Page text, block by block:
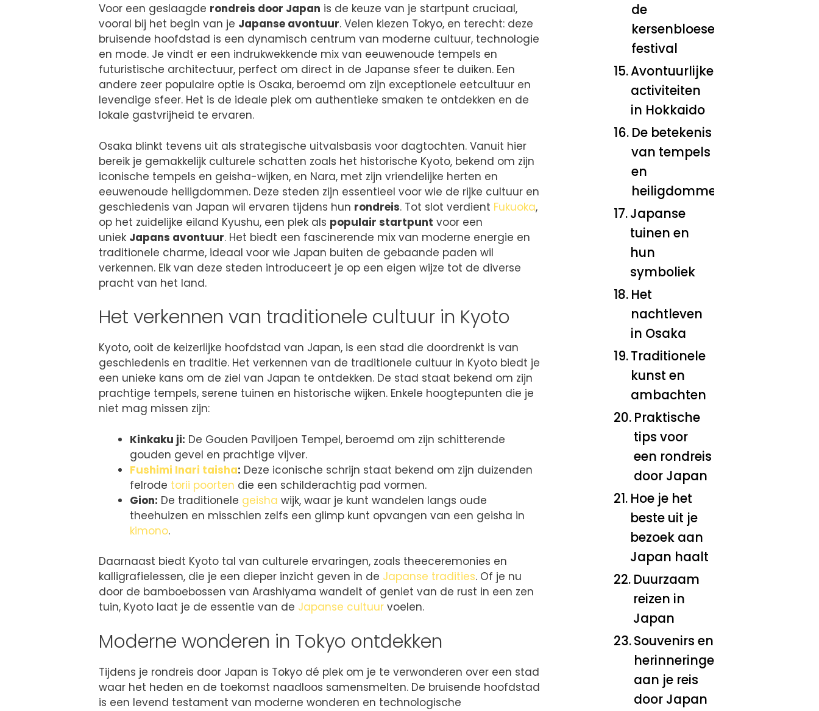
Voor een geslaagde rondreis door Japan is de keuze van je startpunt cruciaal,
vooral bij het begin van je Japanse avontuur. Velen kiezen Tokyo, en terecht: deze
bruisende hoofdstad is een dynamisch centrum van moderne cultuur, technologie
en mode. Je vindt er een indrukwekkende mix van eeuwenoude tempels en
futuristische architectuur, perfect om direct in de Japanse sfeer te duiken. Een
andere zeer populaire optie is Osaka, beroemd om zijn exceptionele eetcultuur en
levendige sfeer. Het is de ideale plek om authentieke smaken te ontdekken en de
lokale gastvrijheid te ervaren.
Osaka blinkt tevens uit als strategische uitvalsbasis voor dagtochten. Vanuit hier
bereik je gemakkelijk culturele schatten zoals het historische Kyoto, bekend om zijn
iconische tempels en geisha-wijken, en Nara, met zijn vriendelijke herten en
eeuwenoude heiligdommen. Deze steden zijn essentieel voor wie de rijke cultuur en
geschiedenis van Japan wil ervaren tijdens hun rondreis. Tot slot verdient Fukuoka,
op het zuidelijke eiland Kyushu, een plek als populair startpunt voor een
uniek Japans avontuur. Het biedt een fascinerende mix van moderne energie en
traditionele charme, ideaal voor wie Japan buiten de gebaande paden wil
verkennen. Elk van deze steden introduceert je op een eigen wijze tot de diverse
pracht van het land.
Het verkennen van traditionele cultuur in Kyoto
Kyoto, ooit de keizerlijke hoofdstad van Japan, is een stad die doordrenkt is van
geschiedenis en traditie. Het verkennen van de traditionele cultuur in Kyoto biedt je
een unieke kans om de ziel van Japan te ontdekken. De stad staat bekend om zijn
prachtige tempels, serene tuinen en historische wijken. Enkele hoogtepunten die je
niet mag missen zijn:
Kinkaku ji: De Gouden Paviljoen Tempel, beroemd om zijn schitterende
gouden gevel en prachtige vijver.
Fushimi Inari taisha: Deze iconische schrijn staat bekend om zijn duizenden
felrode torii poorten die een schilderachtig pad vormen.
Gion: De traditionele geisha wijk, waar je kunt wandelen langs oude
theehuizen en misschien zelfs een glimp kunt opvangen van een geisha in
kimono.
Daarnaast biedt Kyoto tal van culturele ervaringen, zoals theeceremonies en
kalligrafielessen, die je een dieper inzicht geven in de Japanse tradities. Of je nu
door de bamboebossen van Arashiyama wandelt of geniet van de rust in een zen
tuin, Kyoto laat je de essentie van de Japanse cultuur voelen.
Moderne wonderen in Tokyo ontdekken
Tijdens je rondreis door Japan is Tokyo dé plek om je te verwonderen over een stad
waar het heden en de toekomst naadloos samensmelten. De bruisende hoofdstad
is een levend testament van moderne wonderen en technologische
de
kersenbloesem
festival
Avontuurlijke
activiteiten
in Hokkaido
De betekenis
van tempels
en
heiligdommen
Japanse
tuinen en
hun
symboliek
Het
nachtleven
in Osaka
Traditionele
kunst en
ambachten
Praktische
tips voor
een rondreis
door Japan
Hoe je het
beste uit je
bezoek aan
Japan haalt
Duurzaam
reizen in
Japan
Souvenirs en
herinneringen
aan je reis
door Japan